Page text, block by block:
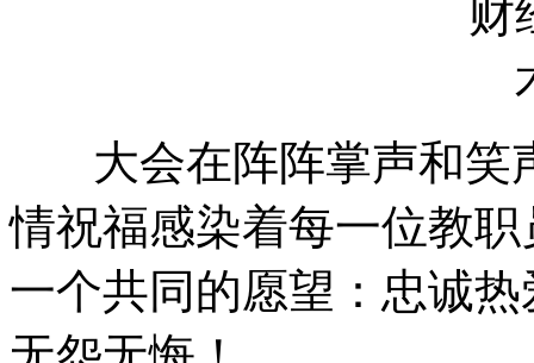
大会在阵阵掌声和笑
情祝福感染着每一位教
一个共同的愿望：忠诚